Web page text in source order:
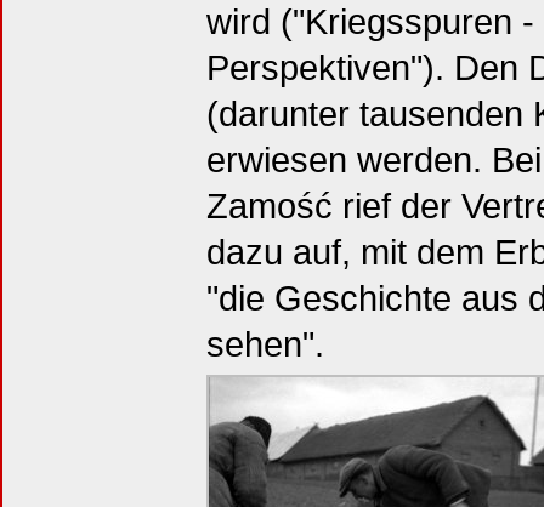
wird ("Kriegsspuren
Perspektiven"). Den
(darunter tausenden
erwiesen werden.
Zamość rief der
dazu auf, mit dem
"die Geschichte aus
sehen".